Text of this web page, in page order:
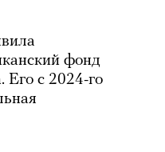
фонд
Его с 2024-го